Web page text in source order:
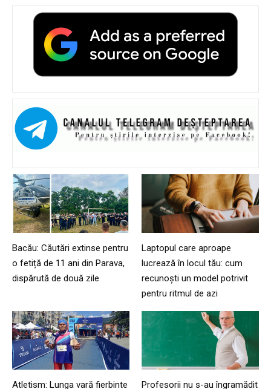
Bacău: Căutări extinse pentru
o fetiță de 11 ani din Parava,
dispărută de două zile
Laptopul care aproape
lucrează în locul tău: cum
recunoști un model potrivit
pentru ritmul de azi
Atletism: Lunga vară fierbinte
Profesorii nu s-au îngramădit